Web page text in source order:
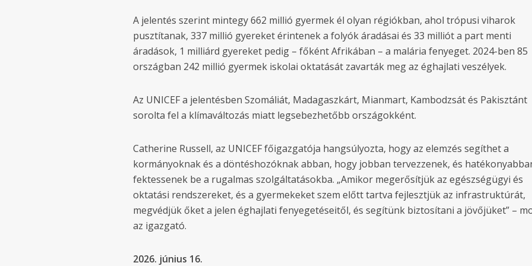
A jelentés szerint mintegy 662 millió gyermek él olyan régiókban, ahol trópusi viharok
pusztítanak, 337 millió gyereket érintenek a folyók áradásai és 33 milliót a part menti
áradások, 1 milliárd gyereket pedig – főként Afrikában – a malária fenyeget. 2024-ben 85
országban 242 millió gyermek iskolai oktatását zavarták meg az éghajlati veszélyek.
Az UNICEF a jelentésben Szomáliát, Madagaszkárt, Mianmart, Kambodzsát és Pakisztánt
sorolta fel a klímaváltozás miatt legsebezhetőbb országokként.
Catherine Russell, az UNICEF főigazgatója hangsúlyozta, hogy az elemzés segíthet a
kormányoknak és a döntéshozóknak abban, hogy jobban tervezzenek, és
fektessenek be a rugalmas szolgáltatásokba. „Amikor megerősítjük az egészségügyi és
oktatási rendszereket, és a gyermekeket szem előtt tartva fejlesztjük az infrastruktúrát,
megvédjük őket a jelen éghajlati fenyegetéseitől, és segítünk biztosítani a jövőjüket” –
az igazgató.
2026. június 16.